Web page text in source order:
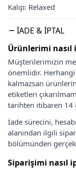
Kalıp: Relaxed
İADE & İPTAL
Ürünlerimi nasıl
Müşterilerimizin
önemlidir.
kalmazsan
etiketleri
tarihten itibaren 14
İade sürecini,
alanından ilgili
bölümünden
Siparişimi nasıl